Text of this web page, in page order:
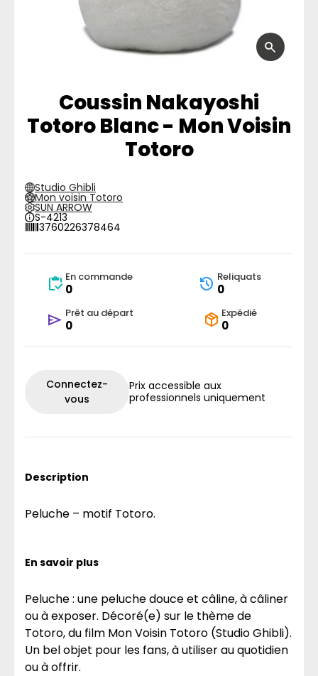
Coussin Nakayoshi
Totoro Blanc - Mon Voisin
Totoro
Studio Ghibli
Mon voisin Totoro
SUN ARROW
S-4213
3760226378464
En commande
0
Reliquats
0
Prêt au départ
0
Expédié
0
Connectez-
vous
Prix accessible aux
professionnels uniquement
Description
Peluche – motif Totoro.
En savoir plus
Peluche : une peluche douce et câline, à câliner
ou à exposer. Décoré(e) sur le thème de
Totoro, du film Mon Voisin Totoro (Studio Ghibli).
Un bel objet pour les fans, à utiliser au quotidien
ou à offrir.